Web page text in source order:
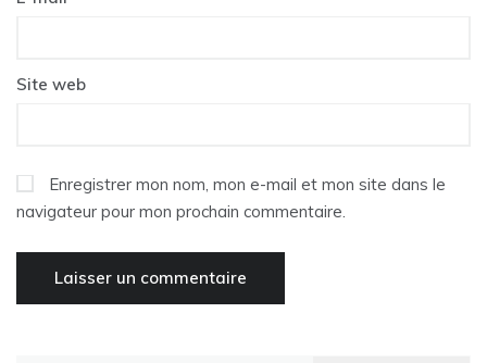
Site web
Enregistrer mon nom, mon e-mail et mon site dans le
navigateur pour mon prochain commentaire.